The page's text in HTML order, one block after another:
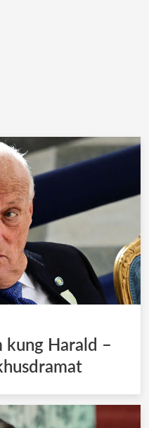
kung Harald –